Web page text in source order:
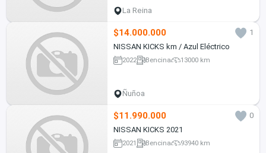
La Reina
$14.000.000
1
NISSAN KICKS km / Azul Eléctrico
2022 Bencina 13000 km
Ñuñoa
$11.990.000
0
NISSAN KICKS 2021
2021 Bencina 93940 km